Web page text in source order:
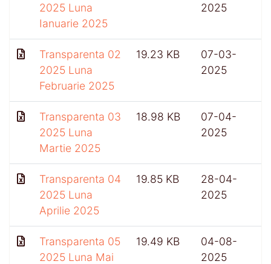
2025 Luna
Ianuarie 2025
2025
Transparenta 02
2025 Luna
Februarie 2025
19.23 KB
07-03-
2025
Transparenta 03
2025 Luna
Martie 2025
18.98 KB
07-04-
2025
Transparenta 04
2025 Luna
Aprilie 2025
19.85 KB
28-04-
2025
Transparenta 05
2025 Luna Mai
19.49 KB
04-08-
2025